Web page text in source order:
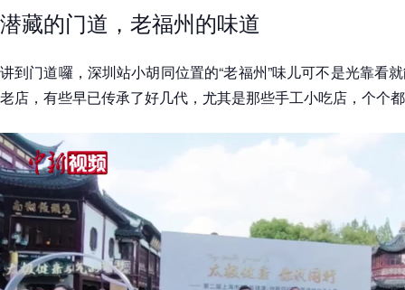
潜藏的门道，老福州的味道
讲到门道囉，深圳站小胡同位置的“老福州”味儿可不是光靠看
老店，有些早已传承了好几代，尤其是那些手工小吃店，个个